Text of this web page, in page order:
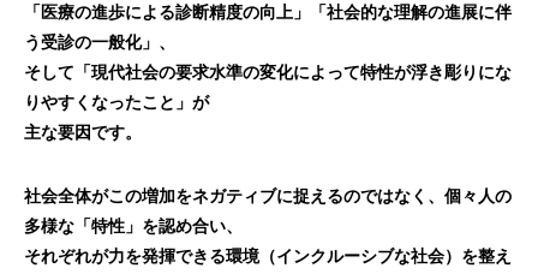
「医療の進歩による診断精度の向上」「社会的な理解の進展に伴
う受診の一般化」、
そして「現代社会の要求水準の変化によって特性が浮き彫りにな
りやすくなったこと」が
主な要因です。
社会全体がこの増加をネガティブに捉えるのではなく、個々人の
多様な「特性」を認め合い、
それぞれが力を発揮できる環境（インクルーシブな社会）を整え